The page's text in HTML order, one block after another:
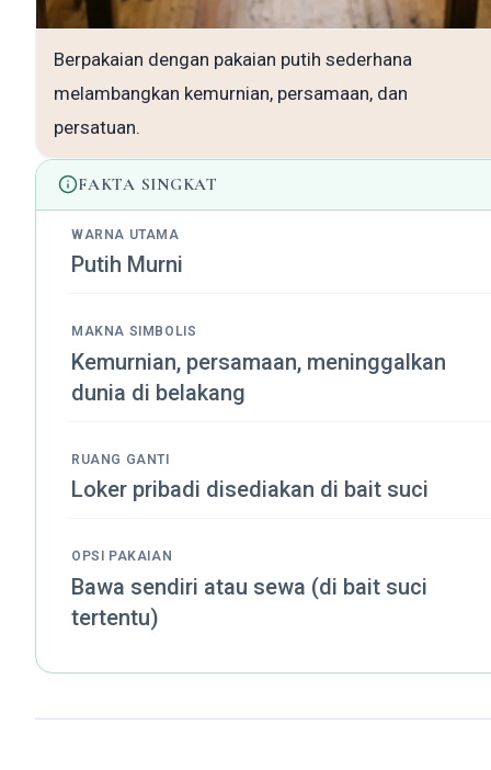
Berpakaian dengan pakaian putih sederhana
melambangkan kemurnian, persamaan, dan
persatuan.
FAKTA SINGKAT
WARNA UTAMA
Putih Murni
MAKNA SIMBOLIS
Kemurnian, persamaan, meninggalkan
dunia di belakang
RUANG GANTI
Loker pribadi disediakan di bait suci
OPSI PAKAIAN
Bawa sendiri atau sewa (di bait suci
tertentu)